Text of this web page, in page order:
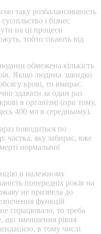
таку розбалансованість
і бізнес
на ці процеси
тобто тікають від
обмежена кількість
Якщо людина швидко
крові, то вмирає.
здавати за один раз
в організмі (при тому,
400 мл в середньому).
поводиться по
частка, яку забирає, вже
нормальної
в належному
попередніх років на
не призвела до
функцій
спрацювало, то треба
що зменшення рівня
в тому числі